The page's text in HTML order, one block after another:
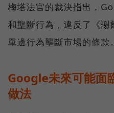
梅塔法官的裁決指出，
和壟斷行為，違反了《謝
單邊行為壟斷市場的條款。
Google未來可能面
做法